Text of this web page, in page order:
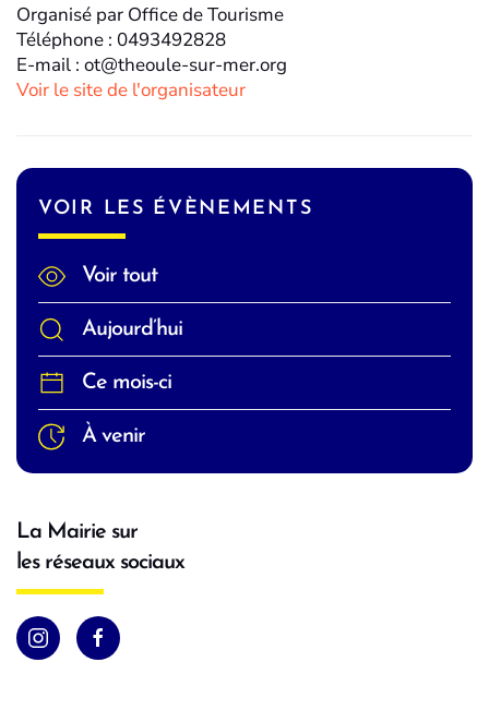
Organisé par Office de Tourisme
Téléphone : 0493492828
E-mail : ot@theoule-sur-mer.org
Voir le site de l'organisateur
VOIR LES ÉVÈNEMENTS
Voir tout
Aujourd’hui
Ce mois-ci
À venir
La Mairie sur
les réseaux sociaux